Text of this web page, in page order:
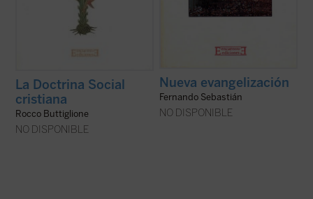
La Doctrina Social
cristiana
Rocco Buttiglione
NO DISPONIBLE
Nueva evangelización
Fernando Sebastián
NO DISPONIBLE